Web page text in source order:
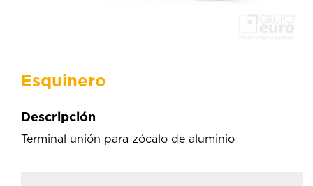
Esquinero
Descripción
Terminal unión para zócalo de aluminio